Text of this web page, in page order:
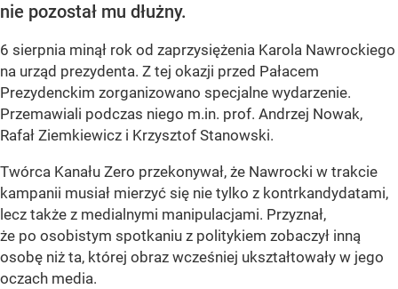
nie pozostał mu dłużny.
6 sierpnia minął rok od zaprzysiężenia Karola Nawrockiego
na urząd prezydenta. Z tej okazji przed Pałacem
Prezydenckim zorganizowano specjalne wydarzenie.
Przemawiali podczas niego m.in. prof. Andrzej Nowak,
Rafał Ziemkiewicz i Krzysztof Stanowski.
Twórca Kanału Zero przekonywał, że Nawrocki w trakcie
kampanii musiał mierzyć się nie tylko z kontrkandydatami,
lecz także z medialnymi manipulacjami. Przyznał,
że po osobistym spotkaniu z politykiem zobaczył inną
osobę niż ta, której obraz wcześniej ukształtowały w jego
oczach media.